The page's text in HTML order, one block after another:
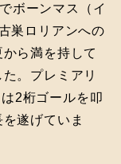
ボーンマス（イ
巣ロリアンへの
ら満を持して
。プレミアリ
2桁ゴールを叩
遂げていま